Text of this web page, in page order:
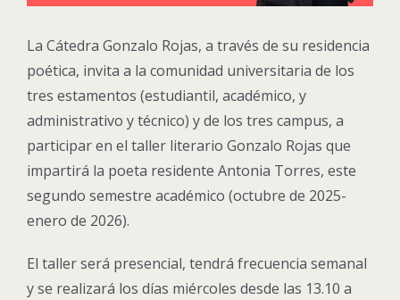
La Cátedra Gonzalo Rojas, a través de su residencia
poética, invita a la comunidad universitaria de los
tres estamentos (estudiantil, académico, y
administrativo y técnico) y de los tres campus, a
participar en el taller literario Gonzalo Rojas que
impartirá la poeta residente Antonia Torres, este
segundo semestre académico (octubre de 2025-
enero de 2026).
El taller será presencial, tendrá frecuencia semanal
y se realizará los días miércoles desde las 13.10 a